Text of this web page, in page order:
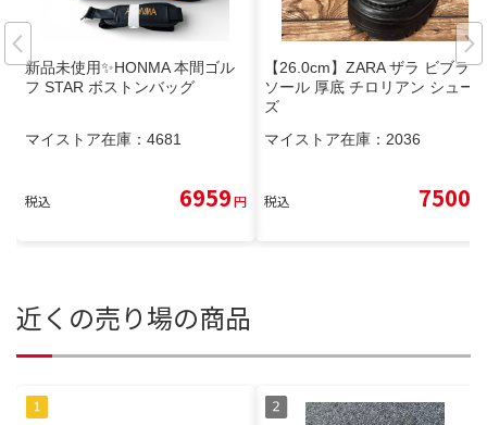
新品未使用✨HONMA 本間ゴル
フ STAR ボストンバッグ
マイストア在庫： 4681
税込 6959円
【26.0cm】ZARA ザラ ビブラム
ソール 厚底 チロリアン シュー
ズ
マイストア在庫： 2036
税込 7500
近くの売り場の商品